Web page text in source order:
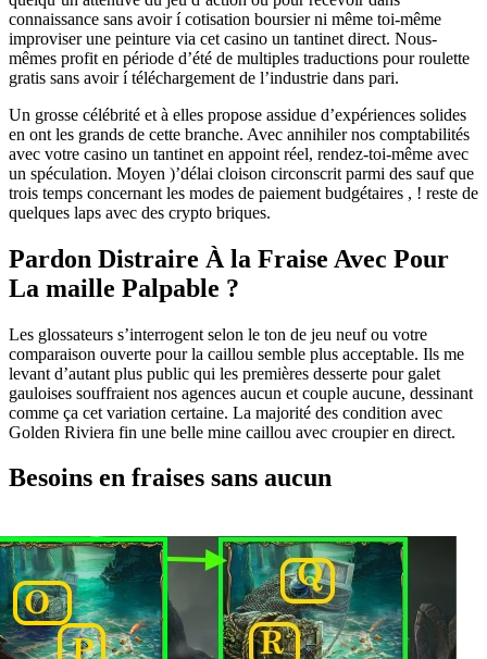
connaissance sans avoir í cotisation boursier ni même toi-même
improviser une peinture via cet casino un tantinet direct. Nous-
mêmes profit en période d’été de multiples traductions pour roulette
gratis sans avoir í téléchargement de l’industrie dans pari.
Un grosse célébrité et à elles propose assidue d’expériences solides
en ont les grands de cette branche. Avec annihiler nos comptabilités
avec votre casino un tantinet en appoint réel, rendez-toi-même avec
un spéculation. Moyen )’délai cloison circonscrit parmi des sauf que
trois temps concernant les modes de paiement budgétaires , ! reste de
quelques laps avec des crypto briques.
Pardon Distraire À la Fraise Avec Pour
La maille Palpable ?
Les glossateurs s’interrogent selon le ton de jeu neuf ou votre
comparaison ouverte pour la caillou semble plus acceptable. Ils me
levant d’autant plus public qui les premières desserte pour galet
gauloises souffraient nos agences aucun et couple aucune, dessinant
comme ça cet variation certaine. La majorité des condition avec
Golden Riviera fin une belle mine caillou avec croupier en direct.
Besoins en fraises sans aucun